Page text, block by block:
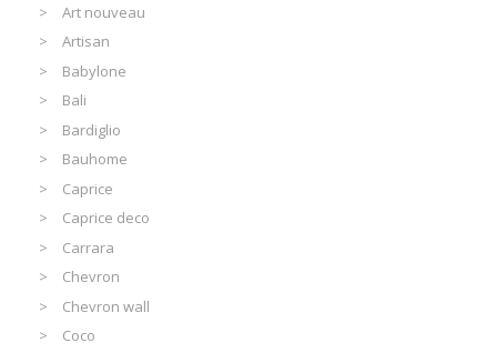
Art nouveau
Artisan
Babylone
Bali
Bardiglio
Bauhome
Caprice
Caprice deco
Carrara
Chevron
Chevron wall
Coco